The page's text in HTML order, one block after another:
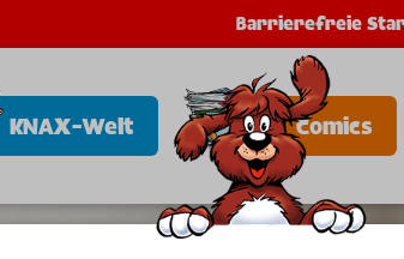
Barrierefreie
KNAX-Welt Comics